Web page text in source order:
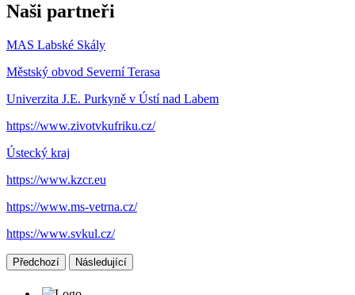
Naši partneři
MAS Labské Skály
Městský obvod Severní Terasa
Univerzita J.E. Purkyně v Ústí nad Labem
https://www.zivotvkufriku.cz/
Ústecký kraj
https://www.kzcr.eu
https://www.ms-vetrna.cz/
https://www.svkul.cz/
Předchozí Následující